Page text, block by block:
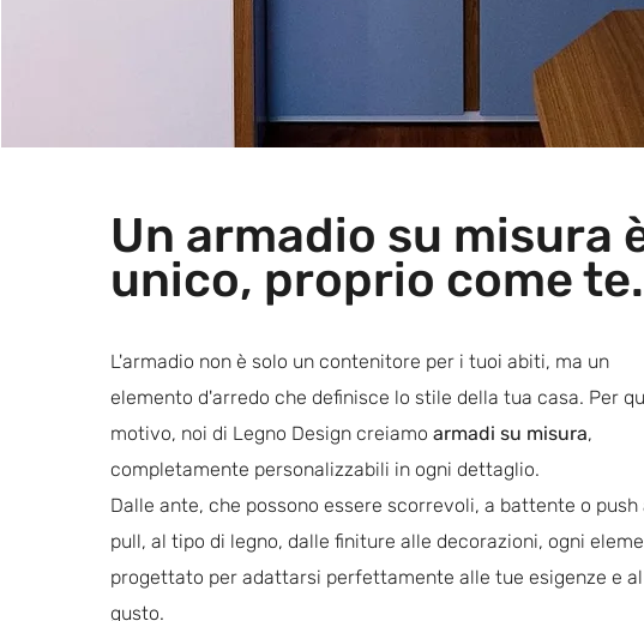
Un armadio su misura
unico, proprio come te.
L'armadio non è solo un contenitore per i tuoi abiti, ma un
elemento d'arredo che definisce lo stile della tua casa. Per
motivo, noi di Legno Design creiamoarmadi su misura,
completamente personalizzabili in ogni dettaglio.
Dalle ante, che possono essere scorrevoli, a battente o push
pull, al tipo di legno, dalle finiture alle decorazioni, ogni
progettato per adattarsi perfettamente alle tue esigenze e
gusto.